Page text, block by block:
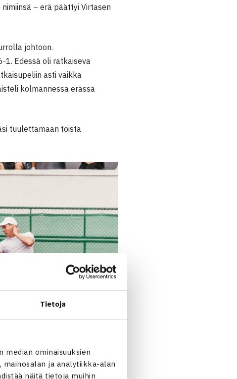
Tietoja
median ominaisuuksien
mainosalan ja analytiikka-alan
näitä tietoja muihin
– erä päättyi Virtasen
johtoon.
1. Edessä oli ratkaiseva
asti vaikka
kolmannessa erässä
tuulettamaan toista